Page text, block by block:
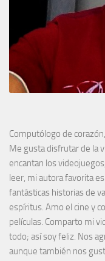
Computólogo de
Me gusta disfrutar de la
encantan los
leer, mi autora favorita es
fantásticas historias de
espíritus. Amo el cine y
películas. Comparto mi
todo; así soy feliz. Nos
aunque también nos